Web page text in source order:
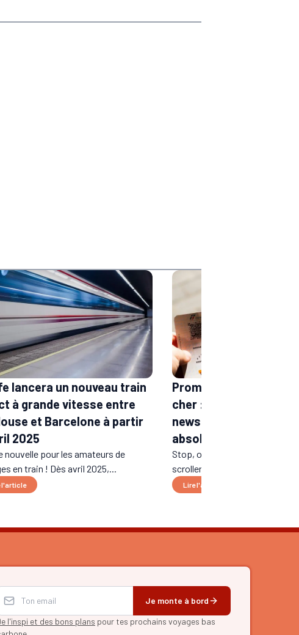
lancera un nouveau train
à grande vitesse entre
et Barcelone à partir
2025
nouvelle pour les amateurs de
en train ! Dès avril 2025,...
l'article
Promos et billets de
cher : les comptes et
newsletters à suivre
absolument
Stop, on arrête de perdre son
scroller sur les réseaux tout
Lire l'article
Je monte à bord
l'inspi et des bons plans pour tes prochains voyages bas